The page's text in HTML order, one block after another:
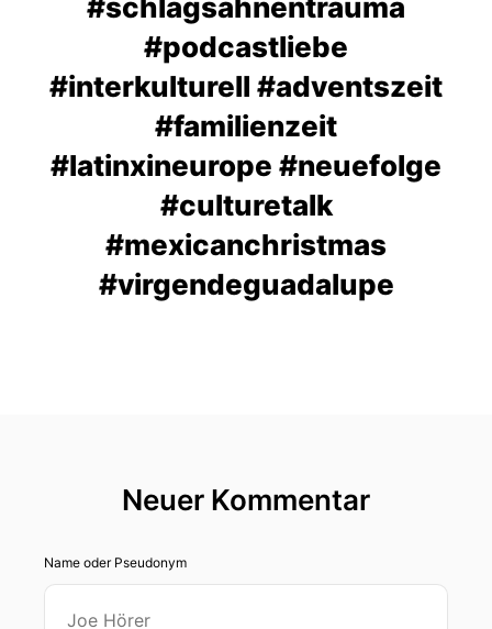
#schlagsahnentrauma
#podcastliebe
#interkulturell #adventszeit
#familienzeit
#latinxineurope #neuefolge
#culturetalk
#mexicanchristmas
#virgendeguadalupe
Neuer Kommentar
Name oder Pseudonym